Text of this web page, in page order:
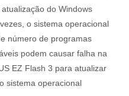
do Windows
o sistema operacional
número de programas
podem causar falha na
EZ Flash 3 para atualizar
sistema operacional